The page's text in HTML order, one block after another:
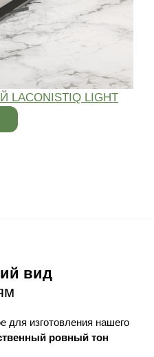
LIGHT
вид
для изготовления нашего
ровный тон